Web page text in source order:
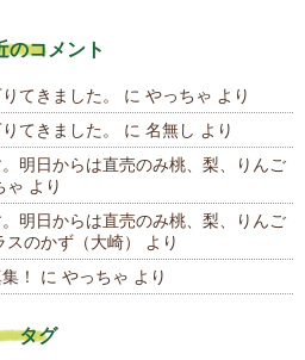
のコメント
てきました。 に やっちゃ より
てきました。
に 名無し より
明日からは直売のみ桃、梨、りんご
ゃ より
明日からは直売のみ桃、梨、りんご
スのかず（大崎）
より
！
に やっちゃ より
タグ